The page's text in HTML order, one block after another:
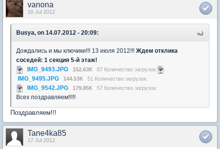
vanona
16 Jul 2012
Busya, on 14.07.2012 - 20:09:
Дождались и мы ключики!!! 13 июля 2012!!! Ждем отклика
соседей: 1 секция 5-й этаж!
IMG_9493.JPG
152.63К 87 Количество загрузок:
IMG_9495.JPG 144.53К 51 Количество загрузок:
IMG_9542.JPG 179.85К 57 Количество загрузок:
Всех поздравляем!!!!!
Поздравляем!!!
Tane4ka85
17 Jul 2012